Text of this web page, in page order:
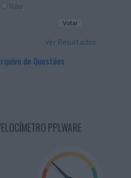
Não
Ver Resultados
de Questões
PPLWARE